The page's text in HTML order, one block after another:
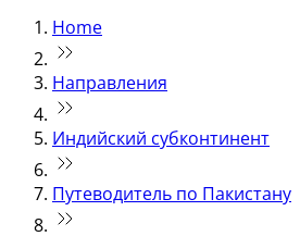
Home
Направления
Индийский субконтинент
Путеводитель по Пакистану